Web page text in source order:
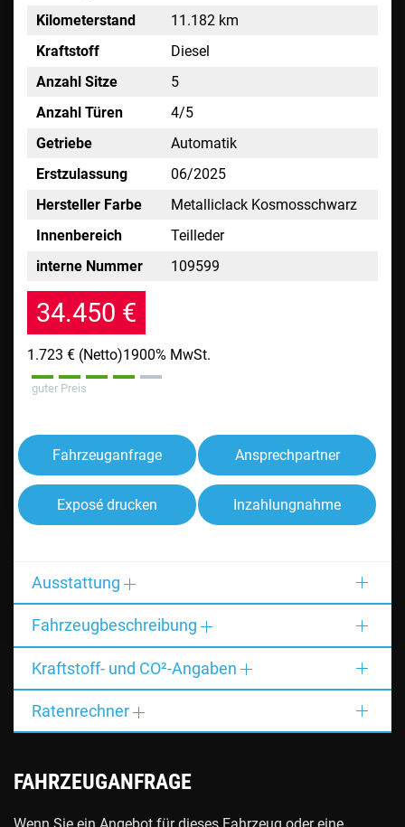
Kilometerstand
11.182 km
Kraftstoff
Diesel
Anzahl Sitze
5
Anzahl Türen
4/5
Getriebe
Automatik
Erstzulassung
06/2025
Hersteller Farbe
Metalliclack Kosmosschwarz
Innenbereich
Teilleder
interne Nummer
109599
34.450 €
1.723 € (Netto)1900% MwSt.
guter Preis
Fahrzeuganfrage Ansprechpartner
Exposé drucken Inzahlungnahme
Ausstattung
Fahrzeugbeschreibung
Kraftstoff- und CO²-Angaben
Ratenrechner
FAHRZEUGANFRAGE